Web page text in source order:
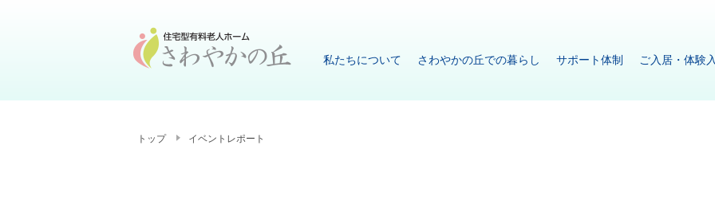
私たちについて さわやかの丘での暮らし サポート体制 ご入居・体験
トップ イベントレポート